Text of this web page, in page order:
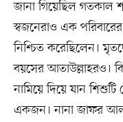
জানা গিয়েছিল গতকাল
স্বজনেরাও এক
নিশ্চিত করেছিলেন।
বয়সের আতাউল্লাহরও।
নামিয়ে দিয়ে যান
একজন। নানা জাফর